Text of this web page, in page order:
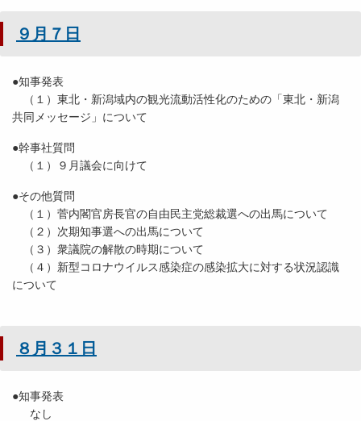
９月７日
●知事発表
（１）東北・新潟域内の観光流動活性化のための「東北・新潟
共同メッセージ」について
●幹事社質問
（１）９月議会に向けて
●その他質問
（１）菅内閣官房長官の自由民主党総裁選への出馬について
（２）次期知事選への出馬について
（３）衆議院の解散の時期について
（４）新型コロナウイルス感染症の感染拡大に対する状況認識
について
８月３１日
●知事発表
なし